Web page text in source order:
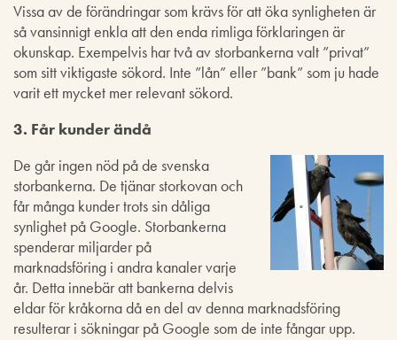
Vissa av de förändringar som krävs för att öka synligheten är
så vansinnigt enkla att den enda rimliga förklaringen är
okunskap. Exempelvis har två av storbankerna valt ”privat”
som sitt viktigaste sökord. Inte ”lån” eller ”bank” som ju hade
varit ett mycket mer relevant sökord.
3. Får kunder ändå
De går ingen nöd på de svenska
storbankerna. De tjänar storkovan och
får många kunder trots sin dåliga
synlighet på Google. Storbankerna
spenderar miljarder på
marknadsföring i andra kanaler varje
år. Detta innebär att bankerna delvis
eldar för kråkorna då en del av denna marknadsföring
resulterar i sökningar på Google som de inte fångar upp.